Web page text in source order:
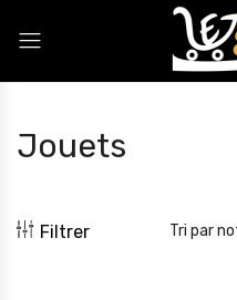
Jouets
Filtrer Tri par